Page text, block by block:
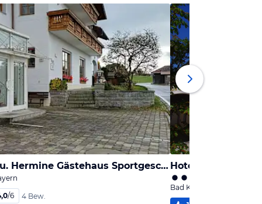
Raab Josef u. Hermine Gästehaus Sportgeschäft
/6 4 Bew.
Hotel Zur Post
Bad Kötzting, Bayern